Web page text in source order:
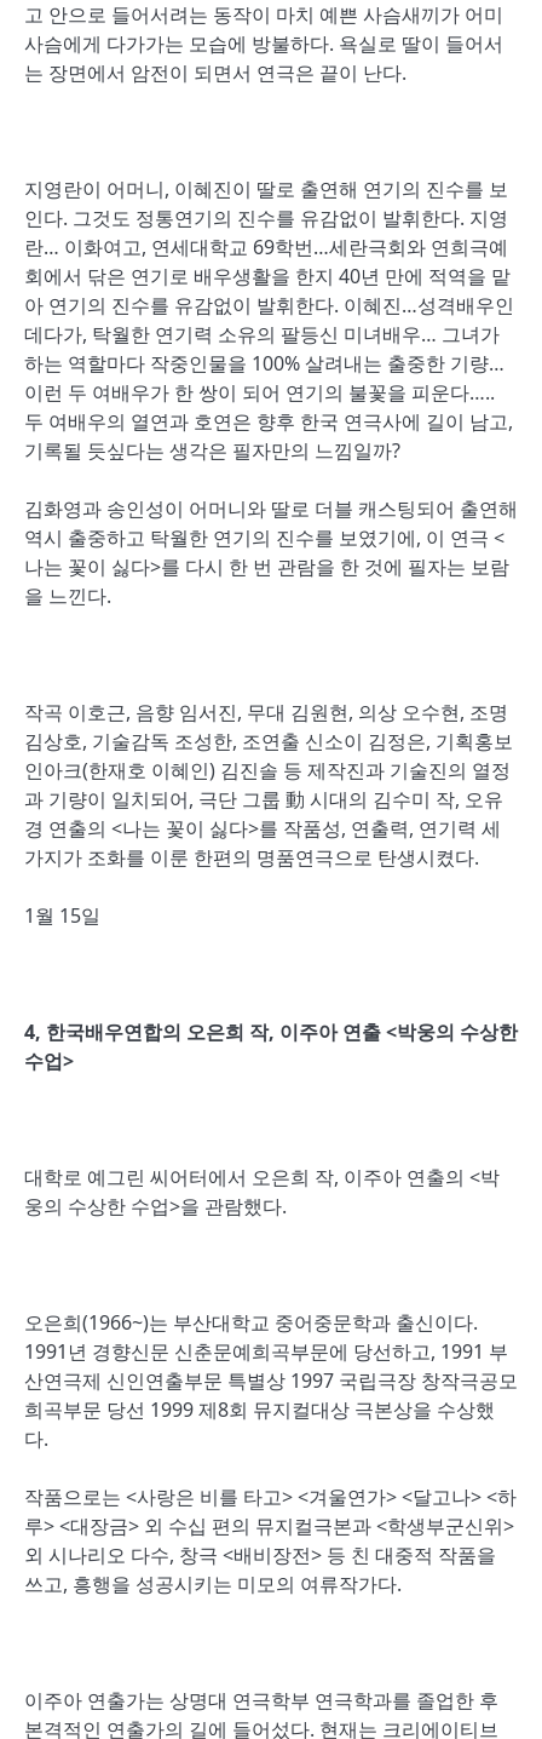
고 안으로 들어서려는 동작이 마치 예쁜 사슴새끼가 어미
사슴에게 다가가는 모습에 방불하다. 욕실로 딸이 들어서
는 장면에서 암전이 되면서 연극은 끝이 난다.
지영란이 어머니, 이혜진이 딸로 출연해 연기의 진수를 보
인다. 그것도 정통연기의 진수를 유감없이 발휘한다. 지영
란… 이화여고, 연세대학교 69학번…세란극회와 연희극예
회에서 닦은 연기로 배우생활을 한지 40년 만에 적역을 맡
아 연기의 진수를 유감없이 발휘한다. 이혜진…성격배우인
데다가, 탁월한 연기력 소유의 팔등신 미녀배우… 그녀가
하는 역할마다 작중인물을 100% 살려내는 출중한 기량…
이런 두 여배우가 한 쌍이 되어 연기의 불꽃을 피운다…..
두 여배우의 열연과 호연은 향후 한국 연극사에 길이 남고,
기록될 듯싶다는 생각은 필자만의 느낌일까?
김화영과 송인성이 어머니와 딸로 더블 캐스팅되어 출연해
역시 출중하고 탁월한 연기의 진수를 보였기에, 이 연극 <
나는 꽃이 싫다>를 다시 한 번 관람을 한 것에 필자는 보람
을 느낀다.
작곡 이호근, 음향 임서진, 무대 김원현, 의상 오수현, 조명
김상호, 기술감독 조성한, 조연출 신소이 김정은, 기획홍보
인아크(한재호 이혜인) 김진솔 등 제작진과 기술진의 열정
과 기량이 일치되어, 극단 그룹 動 시대의 김수미 작, 오유
경 연출의 <나는 꽃이 싫다>를 작품성, 연출력, 연기력 세
가지가 조화를 이룬 한편의 명품연극으로 탄생시켰다.
1월 15일
4, 한국배우연합의 오은희 작, 이주아 연출<박웅의 수상한
수업>
대학로 예그린 씨어터에서 오은희 작, 이주아 연출의 <박
웅의 수상한 수업>을 관람했다.
오은희(1966~)는 부산대학교 중어중문학과 출신이다.
1991년 경향신문 신춘문예희곡부문에 당선하고, 1991 부
산연극제 신인연출부문 특별상 1997 국립극장 창작극공모
희곡부문 당선 1999 제8회 뮤지컬대상 극본상을 수상했
다.
작품으로는 <사랑은 비를 타고> <겨울연가> <달고나> <하
루> <대장금> 외 수십 편의 뮤지컬극본과 <학생부군신위>
외 시나리오 다수, 창극 <배비장전> 등 친 대중적 작품을
쓰고, 흥행을 성공시키는 미모의 여류작가다.
이주아 연출가는 상명대 연극학부 연극학과를 졸업한 후
본격적인 연출가의 길에 들어섰다. 현재는 크리에이티브